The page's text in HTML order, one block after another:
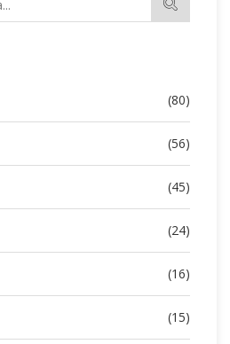
(80)
(56)
(45)
(24)
(16)
(15)